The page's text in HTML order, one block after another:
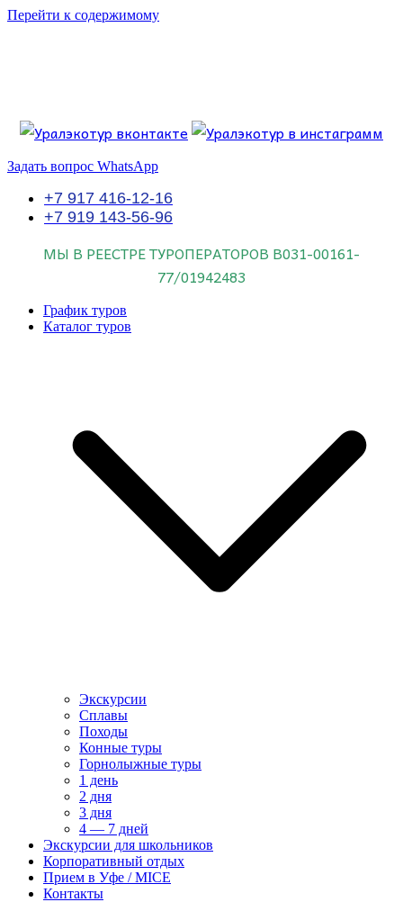
Перейти к содержимому
Знайте об этом.
Задать вопрос WhatsApp
+7 917 416-12-16
+7 919 143-56-96
МЫ В РЕЕСТРЕ ТУРОПЕРАТОРОВ В031-00161-
77/01942483
График туров
Каталог туров
Экскурсии
Сплавы
Походы
Конные туры
Горнолыжные туры
1 день
2 дня
3 дня
4 — 7 дней
Экскурсии для школьников
Корпоративный отдых
Прием в Уфе / MICE
Контакты